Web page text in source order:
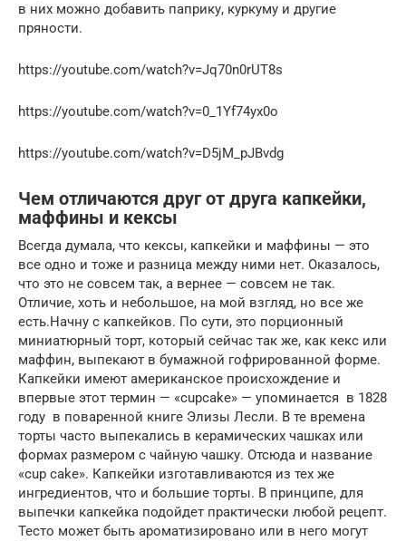
в них можно добавить паприку, куркуму и другие
пряности.
https://youtube.com/watch?v=Jq70n0rUT8s
https://youtube.com/watch?v=0_1Yf74yx0o
https://youtube.com/watch?v=D5jM_pJBvdg
Чем отличаются друг от друга капкейки,
маффины и кексы
Всегда думала, что кексы, капкейки и маффины — это
все одно и тоже и разница между ними нет. Оказалось,
что это не совсем так, а вернее — совсем не так.
Отличие, хоть и небольшое, на мой взгляд, но все же
есть.Начну с капкейков. По сути, это порционный
миниатюрный торт, который сейчас так же, как кекс или
маффин, выпекают в бумажной гофрированной форме.
Капкейки имеют американское происхождение и
впервые этот термин — «cupcake» — упоминается в 1828
году в поваренной книге Элизы Лесли. В те времена
торты часто выпекались в керамических чашках или
формах размером с чайную чашку. Отсюда и название
«cup cake». Капкейки изготавливаются из тех же
ингредиентов, что и большие торты. В принципе, для
выпечки капкейка подойдет практически любой рецепт.
Тесто может быть ароматизировано или в него могут